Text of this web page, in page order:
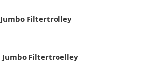
Filtertrolley
Jumbo Filtertroelley